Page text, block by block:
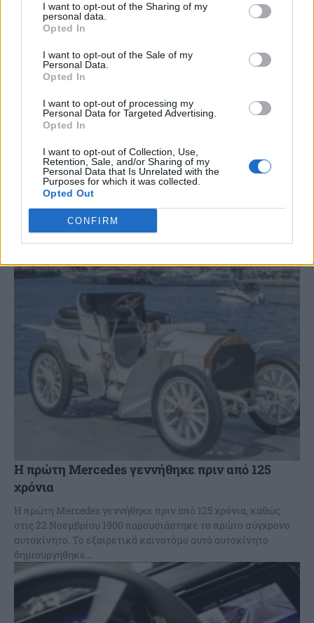
I want to opt-out of the Sharing of my
personal data.
Opted In
I want to opt-out of the Sale of my
Personal Data.
Opted In
I want to opt-out of processing my
Personal Data for Targeted Advertising.
Opted In
I want to opt-out of Collection, Use,
Retention, Sale, and/or Sharing of my
Personal Data that Is Unrelated with the
Purposes for which it was collected.
Opted Out
CONFIRM
Το 2026 η Mercedes γιορτάζει 140 χρόνια από
τη «γέννηση» του πρώτου αυτοκινήτου της
Το 2026 η Mercedes γιορτάζει 140 χρόνια από τη «γέννηση»
Η πρώτη Mercedes γεννήθηκε πριν από 125
χρόνια
H πρώτη Mercedes γεννήθηκε πριν από 125 χρόνια, καθώς
στις 22 Νοεμβρίου 1900 παρουσιάστηκε το πρώτο σύγχρονο
αυτοκίνητο. Το εξαιρετικά καινοτόμο αυτό αυτοκίνητο
δημιουργήθηκε...